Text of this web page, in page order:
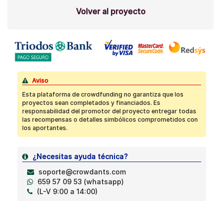
Volver al proyecto
Aviso
Esta plataforma de crowdfunding no garantiza que los
proyectos sean completados y financiados. Es
responsabilidad del promotor del proyecto entregar todas
las recompensas o detalles simbólicos comprometidos con
los aportantes.
¿Necesitas ayuda técnica?
soporte@crowdants.com
659 57 09 53 (whatsapp)
(L-V 9:00 a 14:00)